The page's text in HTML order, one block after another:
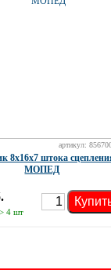
артикул:
8х16х7 штока
МОПЕД
4 шт